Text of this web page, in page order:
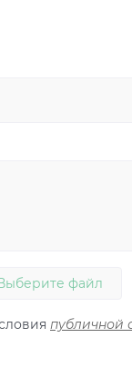
файл
публичной